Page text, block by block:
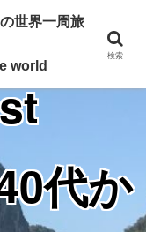
my 40's
代か
世界一周旅
world
検索